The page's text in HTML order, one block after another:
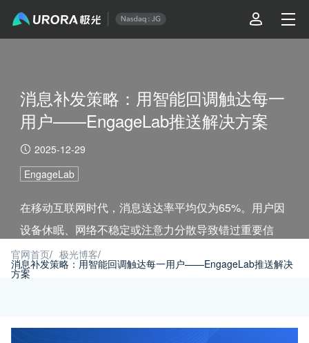
消息补发策略：用智能回调触达每一
用户——EngageLab推送解决方案
2025-12-29
EngageLab
在移动互联网时代，消息送达率平均仅为65%。用户因
设备休眠、网络不稳定或注意力分散导致错过重要信
息，直接造成流量浪费和转化损失。
官网首页/ 极光博客/
消息补发策略：用智能回调触达每一用户——EngageLab推送解决
方案